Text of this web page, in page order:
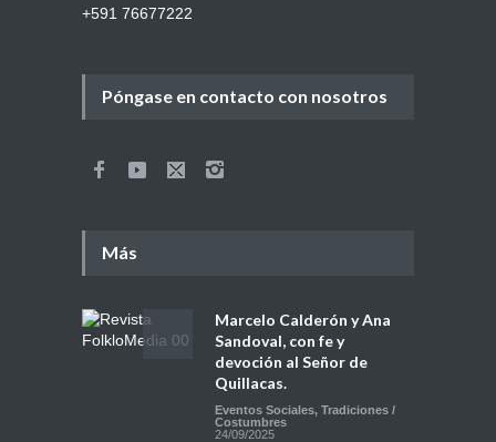
+591 76677222
Póngase en contacto con nosotros
Más
Marcelo Calderón y Ana
Sandoval, con fe y
devoción al Señor de
Quillacas.
Eventos Sociales, Tradiciones /
Costumbres
24/09/2025